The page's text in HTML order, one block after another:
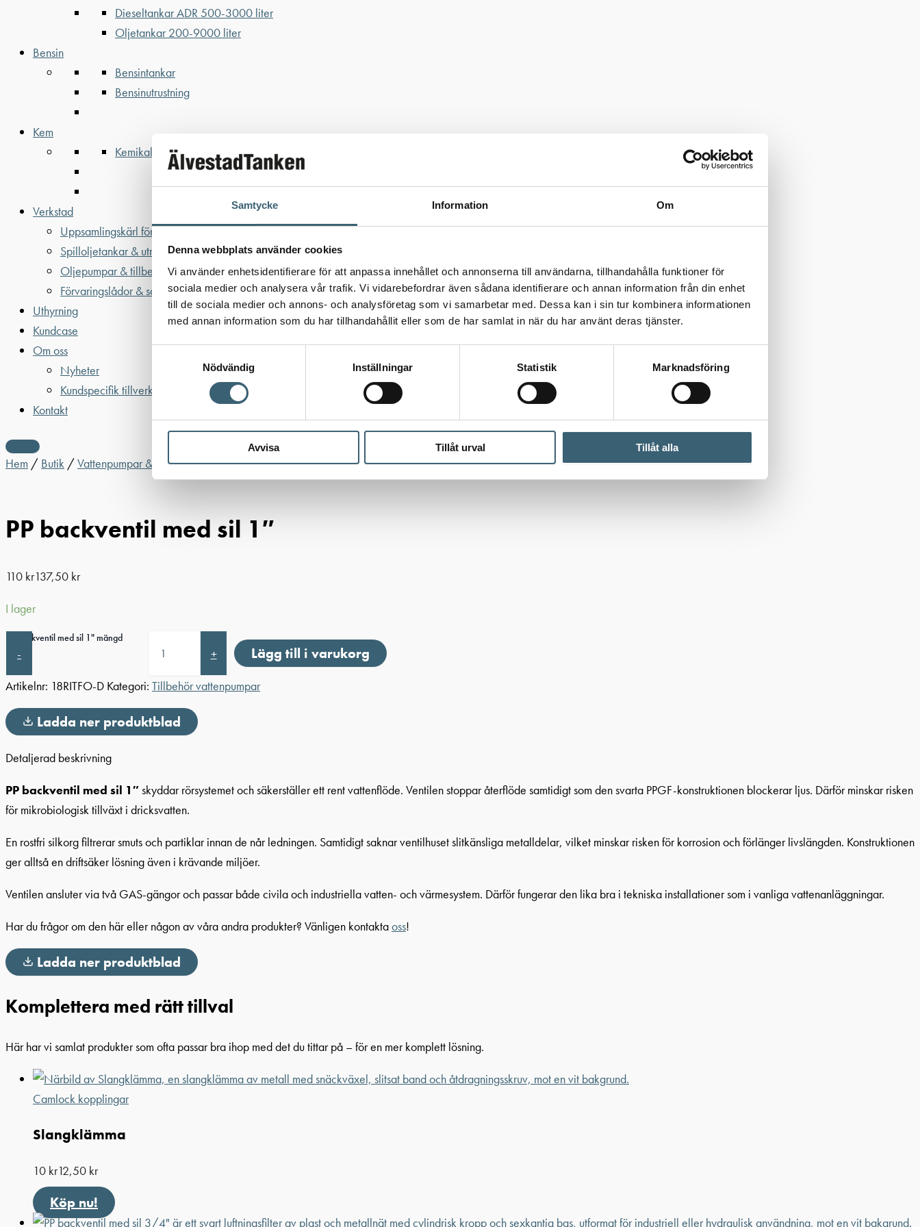
Samtycke Information Om
Denna webbplats använder cookies
Vi använder enhetsidentifierare för att anpassa innehållet och annonserna till användarna, tillhandahålla funktioner för
sociala medier och analysera vår trafik. Vi vidarebefordrar även sådana identifierare och annan information från din enhet
till de sociala medier och annons- och analysföretag som vi samarbetar med. Dessa kan i sin tur kombinera informationen
med annan information som du har tillhandahållit eller som de har samlat in när du har använt deras tjänster.
Nödvändig
Inställningar Statistik Marknadsföring
Avvisa Tillåt urval Tillåt alla
Dieseltankar ADR 500-3000 liter
Oljetankar 200-9000 liter
Bensin
Bensintankar
Bensinutrustning
Kem
Kemikalietankar
Verkstad
Uppsamlingskärl för fat & IBC
Spilloljetankar & utrustning
Oljepumpar & tillbehör
Förvaringslådor & sandlådor
Uthyrning
Kundcase
Om oss
Nyheter
Kundspecifik tillverkning
Kontakt
Hem / Butik /Vattenpumpar & tillbehör/Tillbehör vattenpumpar/ PP backventil med sil 1″
PP backventil med sil 1″
110 kr137,50 kr
I lager
-
PP backventil med sil 1" mängd
+ Lägg till i varukorg
Artikelnr: 18RITFO-D Kategori: Tillbehör vattenpumpar
Ladda ner produktblad
Detaljerad beskrivning
PP backventil med sil 1″skyddar rörsystemet och säkerställer ett rent vattenflöde. Ventilen stoppar återflöde samtidigt som den svarta PPGF-konstruktionen blockerar ljus. Därför minskar risken
för mikrobiologisk tillväxt i dricksvatten.
En rostfri silkorg filtrerar smuts och partiklar innan de når ledningen. Samtidigt saknar ventilhuset slitkänsliga metalldelar, vilket minskar risken för korrosion och förlänger livslängden. Konstruktionen
ger alltså en driftsäker lösning även i krävande miljöer.
Ventilen ansluter via två GAS-gängor och passar både civila och industriella vatten- och värmesystem. Därför fungerar den lika bra i tekniska installationer som i vanliga vattenanläggningar.
Har du frågor om den här eller någon av våra andra produkter? Vänligen kontaktaoss!
Ladda ner produktblad
Komplettera med rätt tillval
Här har vi samlat produkter som ofta passar bra ihop med det du tittar på – för en mer komplett lösning.
Camlock kopplingar
Slangklämma
10 kr12,50 kr
Köp nu!